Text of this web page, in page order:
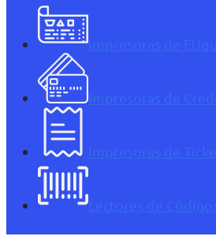
Impresoras de
Impresoras de
Impresoras de
Lectores de